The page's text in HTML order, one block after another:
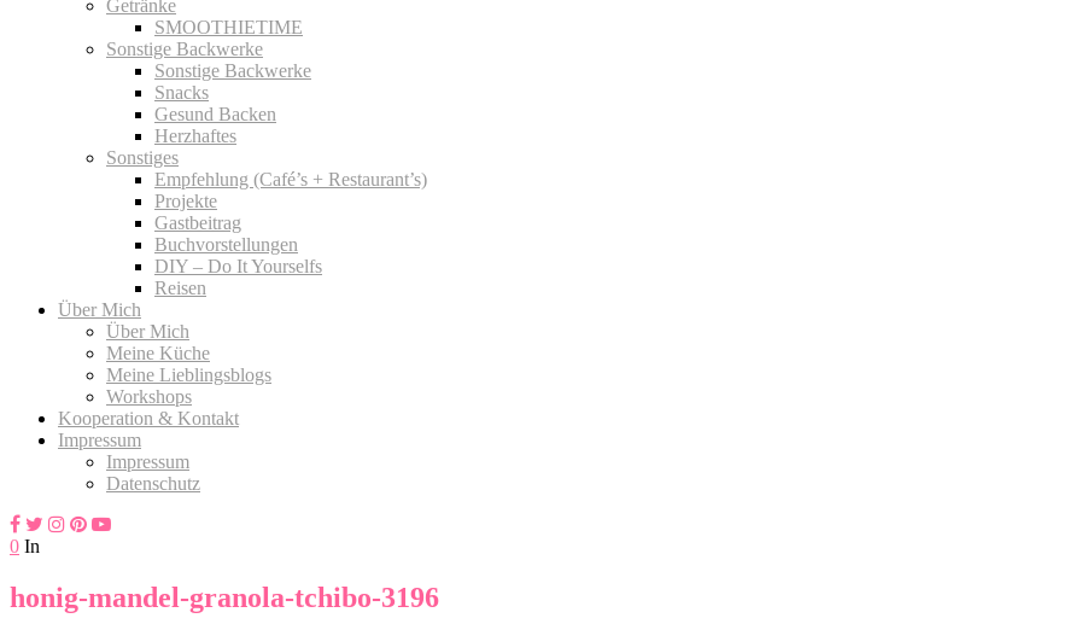
Getränke
SMOOTHIETIME
Sonstige Backwerke
Sonstige Backwerke
Snacks
Gesund Backen
Herzhaftes
Sonstiges
Empfehlung (Café’s + Restaurant’s)
Projekte
Gastbeitrag
Buchvorstellungen
DIY – Do It Yourselfs
Reisen
Über Mich
Über Mich
Meine Küche
Meine Lieblingsblogs
Workshops
Kooperation & Kontakt
Impressum
Impressum
Datenschutz
0 In
honig-mandel-granola-tchibo-3196